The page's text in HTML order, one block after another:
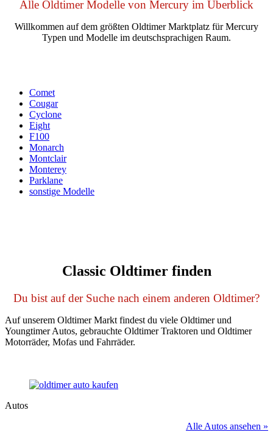
Alle Oldtimer Modelle von Mercury im Überblick
Willkommen auf dem größten Oldtimer Marktplatz für Mercury
Typen und Modelle im deutschsprachigen Raum.
Comet
Cougar
Cyclone
Eight
F100
Monarch
Montclair
Monterey
Parklane
sonstige Modelle
Classic Oldtimer finden
Du bist auf der Suche nach einem anderen Oldtimer?
Auf unserem Oldtimer Markt findest du viele Oldtimer und
Youngtimer Autos, gebrauchte Oldtimer Traktoren und Oldtimer
Motorräder, Mofas und Fahrräder.
Autos
Alle Autos ansehen »